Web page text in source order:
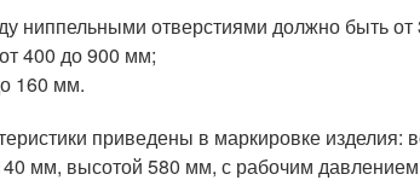
ниппельными отверстиями должно быть
400 до 900 мм;
160 мм.
приведены в маркировке изделия:
мм, высотой 580 мм, с рабочим